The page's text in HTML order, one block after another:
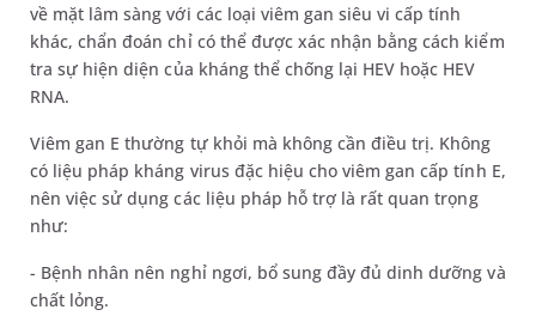
về mặt lâm sàng với các loại viêm gan siêu vi cấp tính
khác, chẩn đoán chỉ có thể được xác nhận bằng cách kiểm
tra sự hiện diện của kháng thể chống lại HEV hoặc HEV
RNA.
Viêm gan E thường tự khỏi mà không cần điều trị. Không
có liệu pháp kháng virus đặc hiệu cho viêm gan cấp tính E,
nên việc sử dụng các liệu pháp hỗ trợ là rất quan trọng
như:
- Bệnh nhân nên nghỉ ngơi, bổ sung đầy đủ dinh dưỡng và
chất lỏng.